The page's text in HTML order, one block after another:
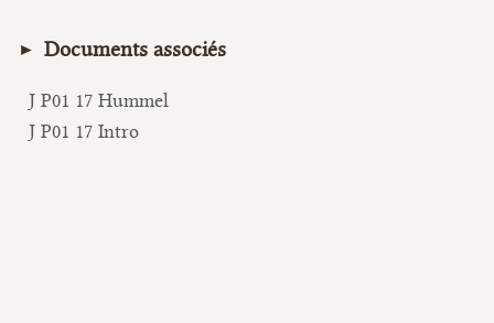
Documents associés
J P01 17 Hummel
J P01 17 Intro